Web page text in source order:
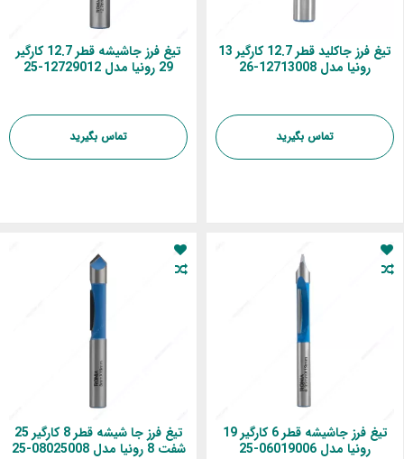
تیغ فرز جاکلید قطر 12.7 کارگیر 13
رونیا مدل 12713008-26
تماس بگیرید
تیغ فرز جاشیشه قطر 12.7 کارگیر
29 رونیا مدل 12729012-25
تماس بگیرید
تیغ فرز جاشیشه قطر 6 کارگیر 19
رونیا مدل 06019006-25
تیغ فرز جا شیشه قطر 8 کارگیر 25
شفت 8 رونیا مدل 08025008-25